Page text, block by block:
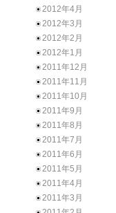
2012年4月
2012年3月
2012年2月
2012年1月
2011年12月
2011年11月
2011年10月
2011年9月
2011年8月
2011年7月
2011年6月
2011年5月
2011年4月
2011年3月